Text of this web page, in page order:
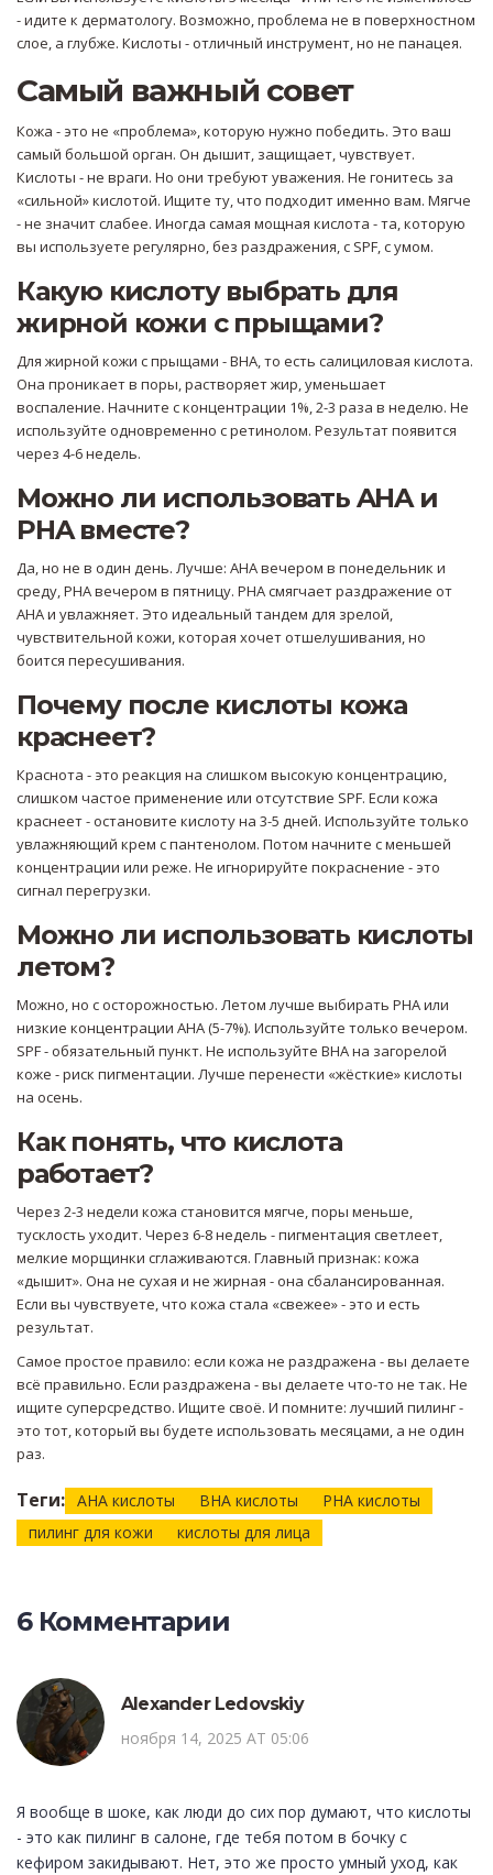
- идите к дерматологу. Возможно, проблема не в поверхностном
слое, а глубже. Кислоты - отличный инструмент, но не панацея.
Самый важный совет
Кожа - это не «проблема», которую нужно победить. Это ваш
самый большой орган. Он дышит, защищает, чувствует.
Кислоты - не враги. Но они требуют уважения. Не гонитесь за
«сильной» кислотой. Ищите ту, что подходит именно вам. Мягче
- не значит слабее. Иногда самая мощная кислота - та, которую
вы используете регулярно, без раздражения, с SPF, с умом.
Какую кислоту выбрать для
жирной кожи с прыщами?
Для жирной кожи с прыщами - BHA, то есть салициловая кислота.
Она проникает в поры, растворяет жир, уменьшает
воспаление. Начните с концентрации 1%, 2-3 раза в неделю. Не
используйте одновременно с ретинолом. Результат появится
через 4-6 недель.
Можно ли использовать AHA и
PHA вместе?
Да, но не в один день. Лучше: AHA вечером в понедельник и
среду, PHA вечером в пятницу. PHA смягчает раздражение от
AHA и увлажняет. Это идеальный тандем для зрелой,
чувствительной кожи, которая хочет отшелушивания, но
боится пересушивания.
Почему после кислоты кожа
краснеет?
Краснота - это реакция на слишком высокую концентрацию,
слишком частое применение или отсутствие SPF. Если кожа
краснеет - остановите кислоту на 3-5 дней. Используйте только
увлажняющий крем с пантенолом. Потом начните с меньшей
концентрации или реже. Не игнорируйте покраснение - это
сигнал перегрузки.
Можно ли использовать кислоты
летом?
Можно, но с осторожностью. Летом лучше выбирать PHA или
низкие концентрации AHA (5-7%). Используйте только вечером.
SPF - обязательный пункт. Не используйте BHA на загорелой
коже - риск пигментации. Лучше перенести «жёсткие» кислоты
на осень.
Как понять, что кислота
работает?
Через 2-3 недели кожа становится мягче, поры меньше,
тусклость уходит. Через 6-8 недель - пигментация светлеет,
мелкие морщинки сглаживаются. Главный признак: кожа
«дышит». Она не сухая и не жирная - она сбалансированная.
Если вы чувствуете, что кожа стала «свежее» - это и есть
результат.
Самое простое правило: если кожа не раздражена - вы делаете
всё правильно. Если раздражена - вы делаете что-то не так. Не
ищите суперсредство. Ищите своё. И помните: лучший пилинг -
это тот, который вы будете использовать месяцами, а не один
раз.
Теги: AHA кислоты BHA кислоты
PHA кислоты
пилинг для кожи
кислоты для лица
6 Комментарии
Alexander Ledovskiy
ноября 14, 2025 AT 05:06
Я вообще в шоке, как люди до сих пор думают, что кислоты
- это как пилинг в салоне, где тебя потом в бочку с
кефиром закидывают. Нет, это же просто умный уход, как